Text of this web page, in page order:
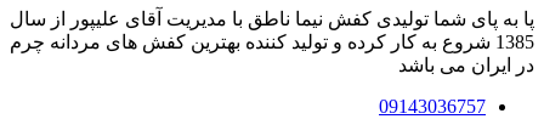
پا به پای شما تولیدی کفش نیما ناطق با مدیریت آقای علیپور از سال
1385 شروع به کار کرده و تولید کننده بهترین کفش های مردانه چرم
در ایران می باشد
09143036757